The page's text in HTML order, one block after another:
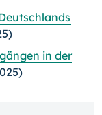
in der